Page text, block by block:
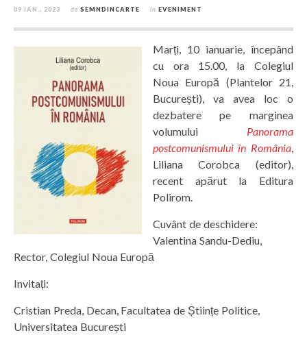
09 IAN., 2023 de SEMNDINCARTE în EVENIMENT
Marți, 10 ianuarie, începând
cu ora 15.00, la Colegiul
Noua Europă (Plantelor 21,
București), va avea loc o
dezbatere pe marginea
volumului Panorama
postcomunismului în România,
Liliana Corobca (editor),
recent apărut la Editura
Polirom.
Cuvânt de deschidere:
Valentina Sandu-Dediu,
Rector, Colegiul Noua Europă
Invitați:
Cristian Preda, Decan, Facultatea de Științe Politice,
Universitatea București